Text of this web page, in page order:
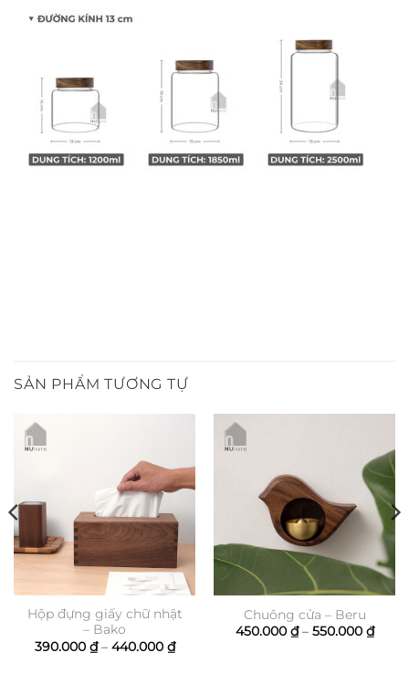
SẢN PHẨM TƯƠNG TỰ
Hộp đựng giấy chữ nhật
– Bako
390.000 ₫ – 440.000 ₫Khoảng
giá:
Chuông cửa – Beru
450.000 ₫ – 550.000 ₫
giá: